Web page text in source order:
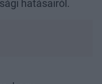
hatásairól.